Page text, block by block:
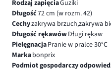
Rodzaj zapięciaGuziki
Długość72 cm (w rozm. 42)
Cechyzakrywa brzuch,zakrywa
Długość rękawówDługi rękaw
PielęgnacjaPranie w pralce 30°C
Markabonprix
Podmiot gospodarczy